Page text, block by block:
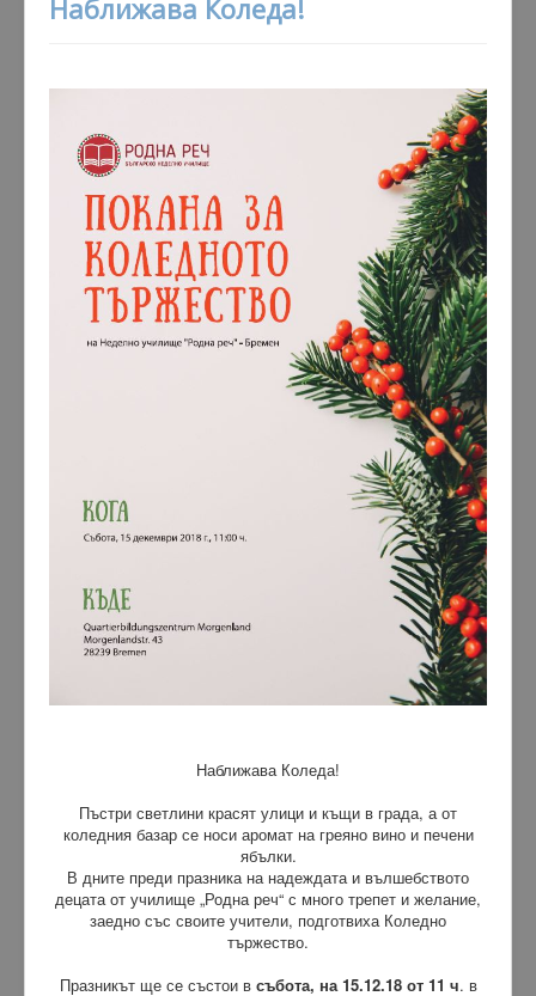
Наближава Коледа!
Наближава Коледа!
Пъстри светлини красят улици и къщи в града, а от
коледния базар се носи аромат на греяно вино и печени
ябълки.
В дните преди празника на надеждата и вълшебството
децата от училище „Родна реч“ с много трепет и желание,
заедно със своите учители, подготвиха Коледно
тържество.
Празникът ще се състои в събота, на 15.12.18 от 11 ч. в